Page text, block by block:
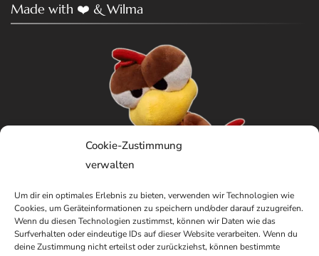
Cookie-Zustimmung
verwalten
Um dir ein optimales Erlebnis zu bieten, verwenden wir Technologien wie
Cookies, um Geräteinformationen zu speichern und/oder darauf zuzugreifen.
Wenn du diesen Technologien zustimmst, können wir Daten wie das
Surfverhalten oder eindeutige IDs auf dieser Website verarbeiten. Wenn du
deine Zustimmung nicht erteilst oder zurückziehst, können bestimmte
Made with ❤️ & Wilma